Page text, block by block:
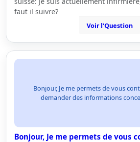
faut il suivre?
Voir l'Question
Bonjour, Je me permets de vous
demander des informations
Bonjour, Je me permets de vous